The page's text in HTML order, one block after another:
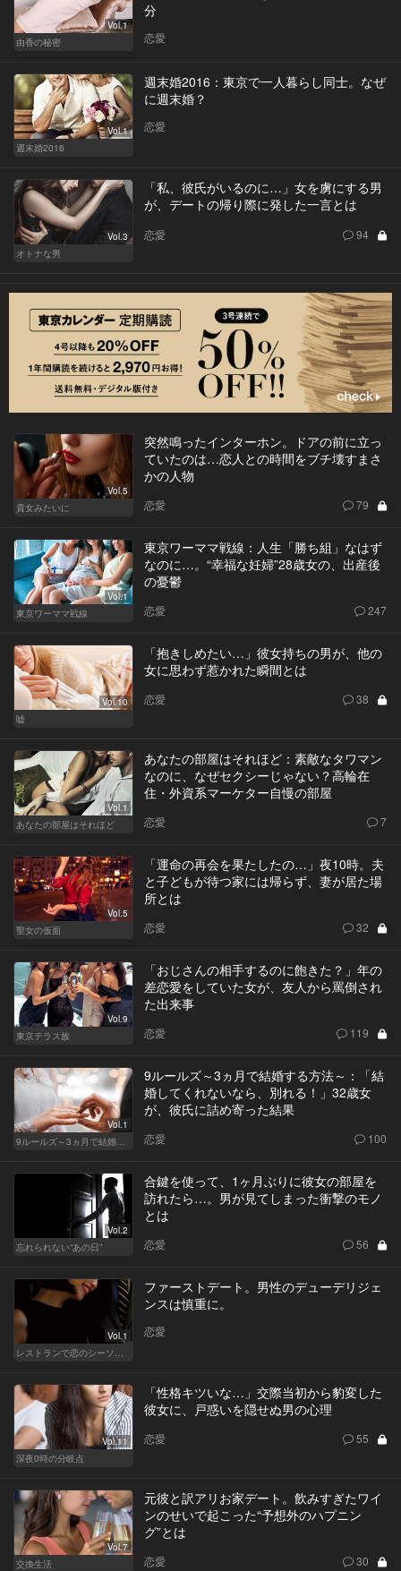
Vol.1
由香の秘密
分
恋愛
Vol.1
週末婚2016
週末婚2016：東京で一人暮らし同士。なぜ
に週末婚？
恋愛
Vol.3
オトナな男
「私、彼氏がいるのに…」女を虜にする男
が、デートの帰り際に発した一言とは
恋愛 94
Vol.5
貴女みたいに
突然鳴ったインターホン。ドアの前に立っ
ていたのは…恋人との時間をブチ壊すまさ
かの人物
恋愛 79
Vol.1
東京ワーママ戦線
東京ワーママ戦線：人生「勝ち組」なはず
なのに…。“幸福な妊婦”28歳女の、出産後
の憂鬱
恋愛 247
Vol.10
嘘
「抱きしめたい…」彼女持ちの男が、他の
女に思わず惹かれた瞬間とは
恋愛 38
Vol.1
あなたの部屋はそれほど
あなたの部屋はそれほど：素敵なタワマン
なのに、なぜセクシーじゃない？高輪在
住・外資系マーケター自慢の部屋
恋愛 7
Vol.5
聖女の仮面
「運命の再会を果たしたの…」夜10時。夫
と子どもが待つ家には帰らず、妻が居た場
所とは
恋愛 32
Vol.9
東京テラス族
「おじさんの相手するのに飽きた？」年の
差恋愛をしていた女が、友人から罵倒され
た出来事
恋愛 119
Vol.1
9ルールズ～3ヵ月で結婚する方法～：「結
婚してくれないなら、別れる！」32歳女
が、彼氏に詰め寄った結果
恋愛 100
Vol.2
忘れられない“あの日”
合鍵を使って、1ヶ月ぶりに彼女の部屋を
訪れたら…。男が見てしまった衝撃のモノ
とは
恋愛 56
Vol.1
ファーストデート。男性のデューデリジェ
ンスは慎重に。
恋愛
Vol.11
深夜0時の分岐点
「性格キツいな…」交際当初から豹変した
彼女に、戸惑いを隠せぬ男の心理
恋愛 55
Vol.7
交換生活
元彼と訳アリお家デート。飲みすぎたワイ
ンのせいで起こった“予想外のハプニン
グ”とは
恋愛 30